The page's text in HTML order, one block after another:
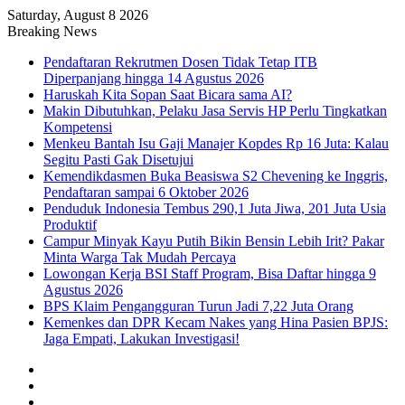
Saturday, August 8 2026
Breaking News
Pendaftaran Rekrutmen Dosen Tidak Tetap ITB
Diperpanjang hingga 14 Agustus 2026
Haruskah Kita Sopan Saat Bicara sama AI?
Makin Dibutuhkan, Pelaku Jasa Servis HP Perlu Tingkatkan
Kompetensi
Menkeu Bantah Isu Gaji Manajer Kopdes Rp 16 Juta: Kalau
Segitu Pasti Gak Disetujui
Kemendikdasmen Buka Beasiswa S2 Chevening ke Inggris,
Pendaftaran sampai 6 Oktober 2026
Penduduk Indonesia Tembus 290,1 Juta Jiwa, 201 Juta Usia
Produktif
Campur Minyak Kayu Putih Bikin Bensin Lebih Irit? Pakar
Minta Warga Tak Mudah Percaya
Lowongan Kerja BSI Staff Program, Bisa Daftar hingga 9
Agustus 2026
BPS Klaim Pengangguran Turun Jadi 7,22 Juta Orang
Kemenkes dan DPR Kecam Nakes yang Hina Pasien BPJS:
Jaga Empati, Lakukan Investigasi!